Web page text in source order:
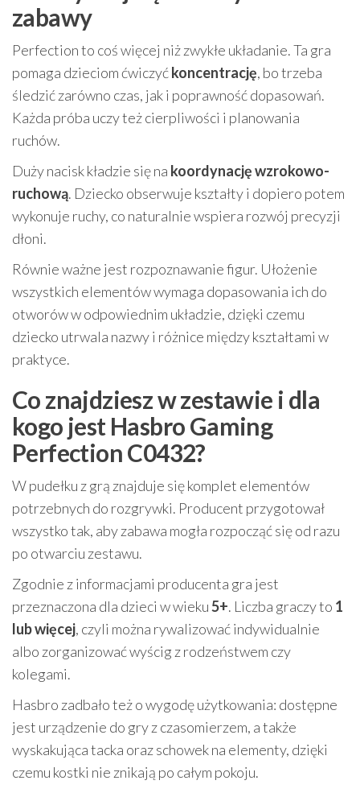
zabawy
Perfection to coś więcej niż zwykłe układanie. Ta gra
pomaga dzieciom ćwiczyćkoncentrację, bo trzeba
śledzić zarówno czas, jak i poprawność dopasowań.
Każda próba uczy też cierpliwości i planowania
ruchów.
Duży nacisk kładzie się na koordynację wzrokowo-
ruchową. Dziecko obserwuje kształty i dopiero potem
wykonuje ruchy, co naturalnie wspiera rozwój precyzji
dłoni.
Równie ważne jest rozpoznawanie figur. Ułożenie
wszystkich elementów wymaga dopasowania ich do
otworów w odpowiednim układzie, dzięki czemu
dziecko utrwala nazwy i różnice między kształtami w
praktyce.
Co znajdziesz w zestawie i dla
kogo jest Hasbro Gaming
Perfection C0432?
W pudełku z grą znajduje się komplet elementów
potrzebnych do rozgrywki. Producent przygotował
wszystko tak, aby zabawa mogła rozpocząć się od razu
po otwarciu zestawu.
Zgodnie z informacjami producenta gra jest
przeznaczona dla dzieci w wieku5+. Liczba graczy to 1
lub więcej, czyli można rywalizować indywidualnie
albo zorganizować wyścig z rodzeństwem czy
kolegami.
Hasbro zadbało też o wygodę użytkowania: dostępne
jest urządzenie do gry z czasomierzem, a także
wyskakująca tacka oraz schowek na elementy, dzięki
czemu kostki nie znikają po całym pokoju.